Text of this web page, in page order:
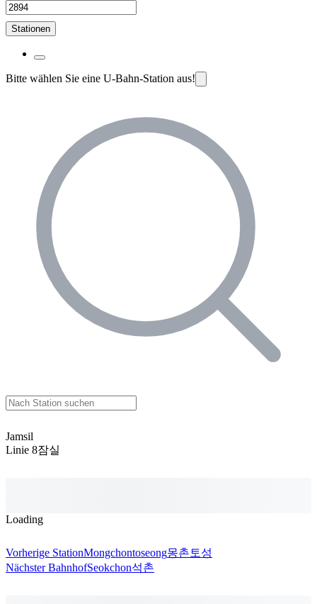
Stationen
Bitte wählen Sie eine U-Bahn-Station aus!
Jamsil
Linie 8잠실
Loading
Vorherige StationMongchontoseong몽촌토성
Nächster BahnhofSeokchon석촌